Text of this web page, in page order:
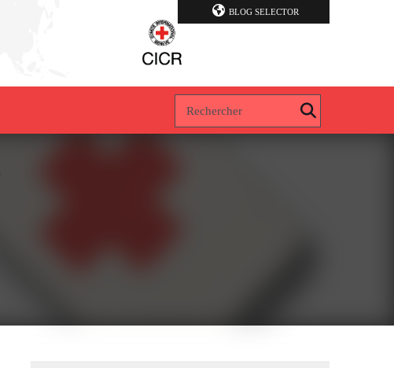
BLOG SELECTOR